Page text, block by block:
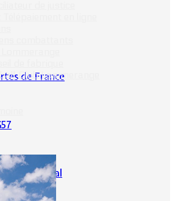
Télépaiement en ligne
de fabrique
Club Lommerange
de France
Régional